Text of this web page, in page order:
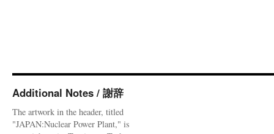
Additional Notes / 謝辞
The artwork in the header, titled
"JAPAN:Nuclear Power Plant," is